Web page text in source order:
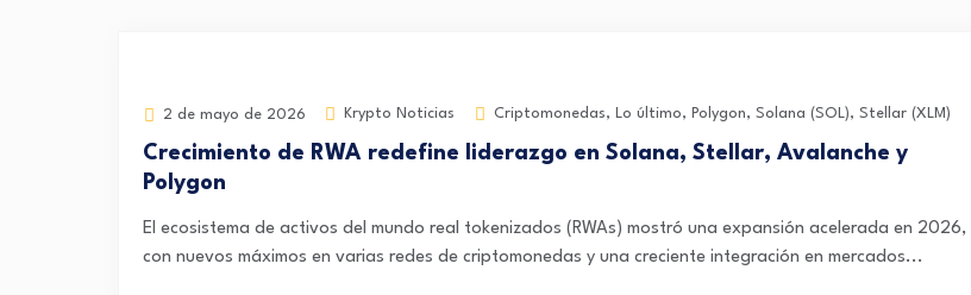
2 de mayo de 2026 Krypto Noticias Criptomonedas, Lo último, Polygon, Solana (SOL), Stellar (XLM)
Crecimiento de RWA redefine liderazgo en Solana, Stellar, Avalanche y
Polygon
El ecosistema de activos del mundo real tokenizados (RWAs) mostró una expansión acelerada en 2026,
con nuevos máximos en varias redes de criptomonedas y una creciente integración en mercados...